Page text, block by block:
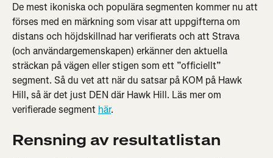
De mest ikoniska och populära segmenten kommer nu att
förses med en märkning som visar att uppgifterna om
distans och höjdskillnad har verifierats och att Strava
(och användargemenskapen) erkänner den aktuella
sträckan på vägen eller stigen som ett ”officiellt”
segment. Så du vet att när du satsar på KOM på Hawk
Hill, så är det just DEN där Hawk Hill. Läs mer om
verifierade segment här.
Rensning av resultatlistan